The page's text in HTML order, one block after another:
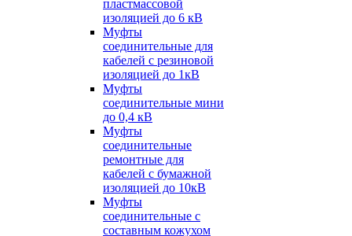
пластмассовой
изоляцией до 6 кВ
Муфты
соединительные для
кабелей с резиновой
изоляцией до 1кВ
Муфты
соединительные мини
до 0,4 кВ
Муфты
соединительные
ремонтные для
кабелей с бумажной
изоляцией до 10кВ
Муфты
соединительные с
составным кожухом